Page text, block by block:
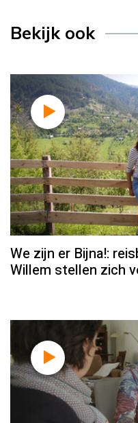
Bekijk ook
We zijn er Bijna!:
Willem stellen zich